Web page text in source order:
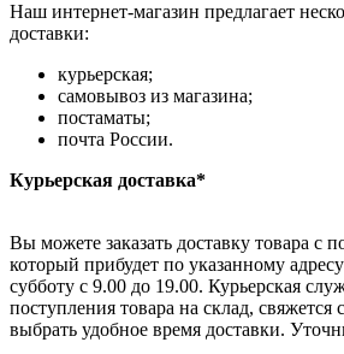
Наш интернет-магазин предлагает
доставки:
курьерская;
самовывоз из магазина;
постаматы;
почта России.
Курьерская доставка*
Вы можете заказать доставку товара с
который прибудет по указанному
субботу с 9.00 до 19.00. Курьерская
поступления товара на склад,
выбрать удобное время доставки.